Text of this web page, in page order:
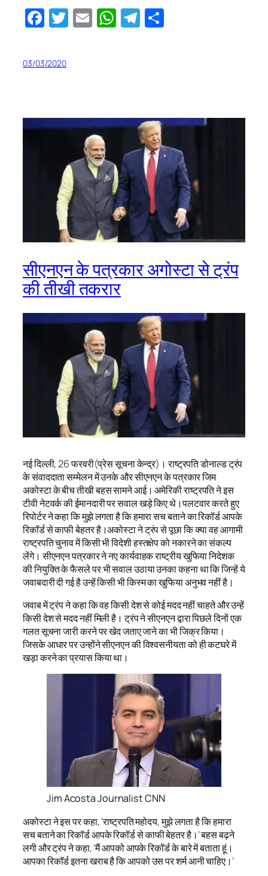
Facebook
Twitter
EmailWhatsApp
Telegram
03/03/2020
सीएनएन के पत्रकार अगोस्टा से ट्रंप
की तीखी तकरार
नई दिल्ली, 26 फरवरी(प्रेस सूचना केन्द्र)। राष्ट्रपति डोनाल्ड ट्रंप
के संवाददाता सम्मेलन में उनके और सीएनएन के पत्रकार जिम
अकोस्टा के बीच तीखी बहस सामने आई। अमेरिकी राष्ट्रपति ने इस
टीवी नेटवर्क की ईमानदारी पर सवाल खड़े किए थे।पलटवार करते हुए
रिपोर्टर ने कहा कि मुझे लगता है कि हमारा सच बताने का रिकॉर्ड आपके
रिकॉर्ड से काफी बेहतर है।अकोस्टा ने ट्रंप से पूछा कि क्या वह आगामी
राष्ट्रपति चुनाव में किसी भी विदेशी हस्तक्षेप को नकारने का संकल्प
लेंगे। सीएनएन पत्रकार ने नए कार्यवाहक राष्ट्रीय खुफिया निदेशक
की नियुक्ति के फैसले पर भी सवाल उठाया उनका कहना था कि जिन्हें ये
जवाबदारी दी गई है उन्हें किसी भी किस्म का खुफिया अनुभव नहीं है।
जवाब में ट्रंप ने कहा कि वह किसी देश से कोई मदद नहीं चाहते और उन्हें
किसी देश से मदद नहीं मिली है। ट्रंप ने सीएनएन द्वारा पिछले दिनों एक
गलत सूचना जारी करने पर खेद जताए जाने का भी जिक्र किया।
जिसके आधार पर उन्होंने सीएनएन की विश्वसनीयता को ही कटघरे में
खड़ा करने का प्रयास किया था।
Jim Acosta Journalist CNN
अकोस्टा ने इस पर कहा, ‘राष्ट्रपति महोदय, मुझे लगता है कि हमारा
सच बताने का रिकॉर्ड आपके रिकॉर्ड से काफी बेहतर है।’ बहस बढ़ने
लगी और ट्रंप ने कहा, ‘मैं आपको आपके रिकॉर्ड के बारे में बताता हूं।
आपका रिकॉर्ड इतना खराब है कि आपको उस पर शर्म आनी चाहिए।’